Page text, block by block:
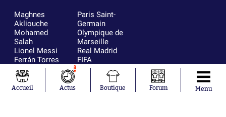
Maghnes
Akliouche
Mohamed
Salah
Lionel Messi
Ferrán Torres
Kilian Corredor
Franco
Mastantuono
Paris Saint-
Germain
Olympique de
Marseille
Real Madrid
FIFA
Olympique
AS Monaco
Accueil
1
Actus Boutique Forum Menu